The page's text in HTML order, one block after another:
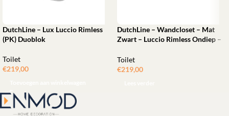
DutchLine – Lux Luccio Rimless
(PK) Duoblok
Toilet
€219,00
DutchLine – Wandcloset – Mat
Zwart – Luccio Rimless Ondiep –
Toilet
€219,00